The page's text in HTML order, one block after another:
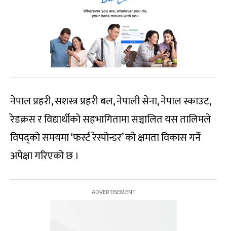
नेपाल प्रहरी, सशस्त्र प्रहरी बल, नेपाली सेना, नेपाल स्काउट,
रेडक्रस र विद्यार्थीको सहभागितामा सञ्चालित यस तालिमले
विपद्को समयमा ‘फर्स्ट रेस्पोन्डर’ को क्षमता विकास गर्ने
अपेक्षा गरिएको छ ।